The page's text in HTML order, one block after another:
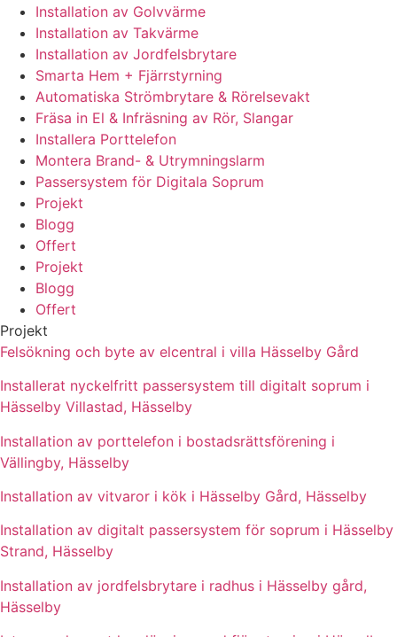
Installation av Golvvärme
Installation av Takvärme
Installation av Jordfelsbrytare
Smarta Hem + Fjärrstyrning
Automatiska Strömbrytare & Rörelsevakt
Fräsa in El & Infräsning av Rör, Slangar
Installera Porttelefon
Montera Brand- & Utrymningslarm
Passersystem för Digitala Soprum
Projekt
Blogg
Offert
Projekt
Blogg
Offert
Projekt
Felsökning och byte av elcentral i villa Hässelby Gård
Installerat nyckelfritt passersystem till digitalt soprum i
Hässelby Villastad, Hässelby
Installation av porttelefon i bostadsrättsförening i
Vällingby, Hässelby
Installation av vitvaror i kök i Hässelby Gård, Hässelby
Installation av digitalt passersystem för soprum i Hässelby
Strand, Hässelby
Installation av jordfelsbrytare i radhus i Hässelby gård,
Hässelby